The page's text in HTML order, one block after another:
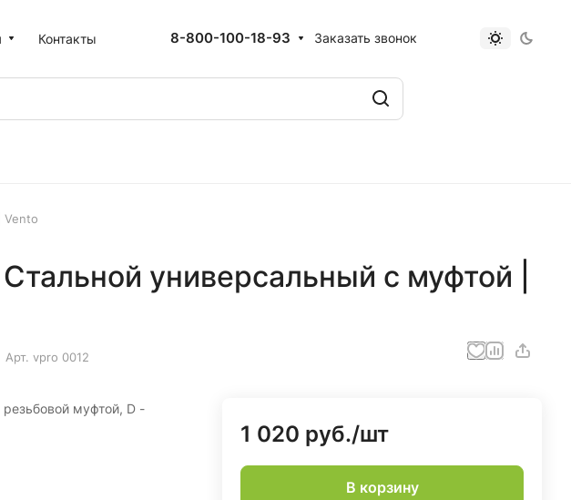
Контакты 8-800-100-18-93 Заказать звонок
Vento
универсальный с муфтой |
Арт. vpro 0012
муфтой, D -
1 020 руб./шт
В корзину